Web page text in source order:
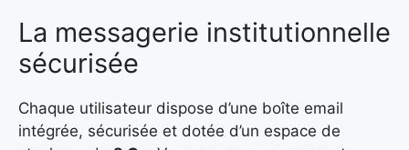
La messagerie institutionnelle
sécurisée
Chaque utilisateur dispose d’une boîte email
intégrée, sécurisée et dotée d’un espace de